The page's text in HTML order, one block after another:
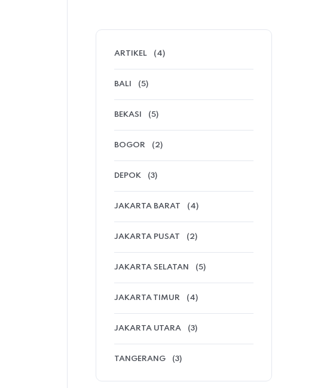
ARTIKEL (4)
BALI (5)
BEKASI (5)
BOGOR (2)
DEPOK (3)
JAKARTA BARAT (4)
JAKARTA PUSAT (2)
JAKARTA SELATAN (5)
JAKARTA TIMUR (4)
JAKARTA UTARA (3)
TANGERANG (3)